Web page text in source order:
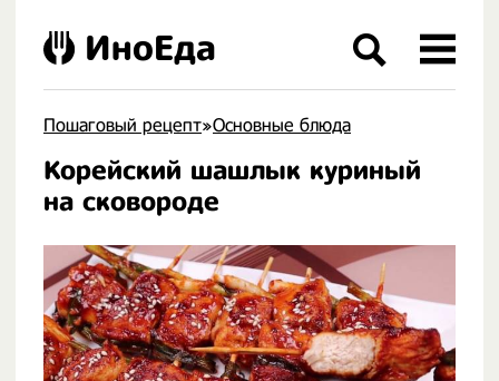
Пошаговый рецепт»Основные блюда
Корейский шашлык куриный
на сковороде
ИноЕда